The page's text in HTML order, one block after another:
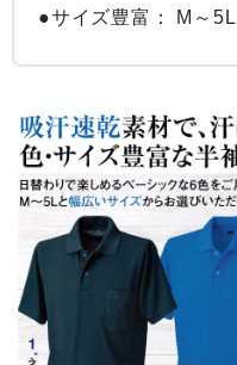
●サイズ豊富： M～5L